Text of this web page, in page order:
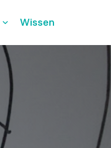
Wissen